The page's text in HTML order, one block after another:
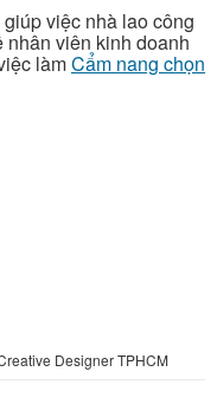
việc nhà lao công
nhân viên kinh doanh
làmCẩm nang chọn
Designer TPHCM